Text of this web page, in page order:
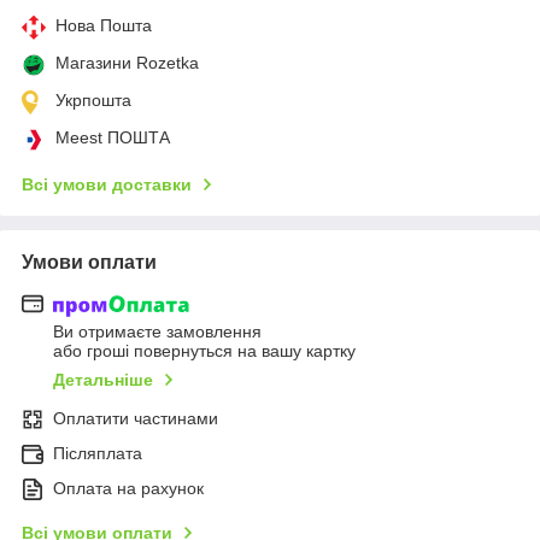
Нова Пошта
Магазини Rozetka
Укрпошта
Meest ПОШТА
Всі умови доставки
Умови оплати
Ви отримаєте замовлення
або гроші повернуться на вашу картку
Детальніше
Оплатити частинами
Післяплата
Оплата на рахунок
Всі умови оплати